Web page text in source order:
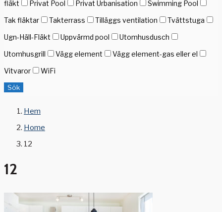
fläkt Privat Pool Privat Urbanisation
Swimming Pool
Tak fläktar
Takterrass Tilläggs ventilation
Tvättstuga
Ugn-Häll-Fläkt
Uppvärmd pool
Utomhusdusch
Utomhusgrill
Vägg element
Vägg element-gas eller el
Vitvaror
WiFi
Sök
Hem
Home
12
12